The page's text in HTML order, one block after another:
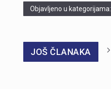
Objavljeno u kategorijama:
JOŠ ČLANAKA